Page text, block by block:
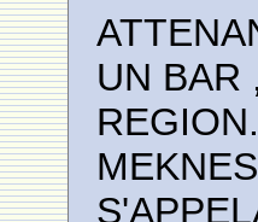
UN BAR